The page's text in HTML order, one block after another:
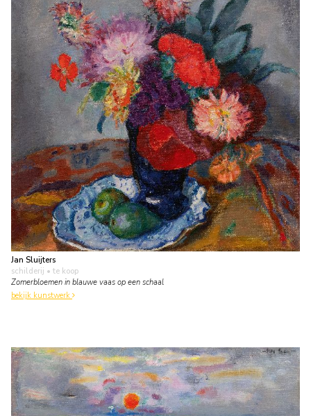
Jan Sluijters
schilderij • te koop
Zomerbloemen in blauwe vaas op een schaal
bekijk kunstwerk